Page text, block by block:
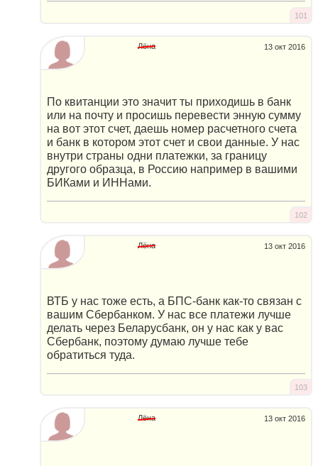
101
13 окт 2016
Лёна
По квитанции это значит ты приходишь в банк
или на почту и просишь перевести энную сумму
на вот этот счет, даешь номер расчетного счета
и банк в котором этот счет и свои данные. У нас
внутри страны одни платежки, за границу
другого образца, в Россию например в вашими
БИКами и ИННами.
102
13 окт 2016
Лёна
ВТБ у нас тоже есть, а БПС-банк как-то связан с
вашим Сбербанком. У нас все платежи лучше
делать через Беларусбанк, он у нас как у вас
Сбербанк, поэтому думаю лучше тебе
обратиться туда.
103
13 окт 2016
Лёна